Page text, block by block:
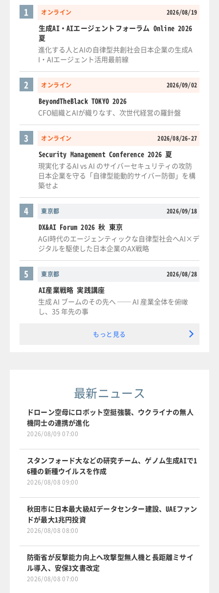
オンライン 2026/08/19
1
生成AI・AIエージェントフォーラム Online 2026
夏
進化する人とAIの自律型共創社会日本企業の生成A
I・AIエージェント活用最前線
オンライン 2026/09/02
2
BeyondTheBlack TOKYO 2026
CFO組織とAIが織りなす、次世代経営の羅針盤
オンライン 2026/08/26-27
3
Security Management Conference 2026 夏
現実化するAI vs AI のサイバーセキュリティの攻防
日本企業を守る「自律型能動的サイバー防御」を構
築せよ
東京都 2026/09/18
4
DX&AI Forum 2026 秋 東京
AGI時代のエージェンティックな自律型社会へAI×デ
ジタルを駆使した日本企業のAX戦略
東京都 2026/08/28
5
AI産業戦略 実践講座
生成 AI ブームのその先へ ── AI 産業全体を俯瞰
し、35 年先の事
もっと見る
最新ニュース
ドローン空母にロボット空挺強襲、ウクライナの無人
機同士の連携が進化
2026/08/09 07:00
スタンフォード大などの研究チーム、ゲノム生成AIで1
6種の新種ウイルスを作成
2026/08/08 09:00
秋田市に日本最大級AIデータセンター建設、UAEファン
ドが最大1兆円投資
2026/08/08 08:00
防衛省が反撃能力向上へ攻撃型無人機と長距離ミサイ
ル導入、安保3文書改定
2026/08/08 07:00